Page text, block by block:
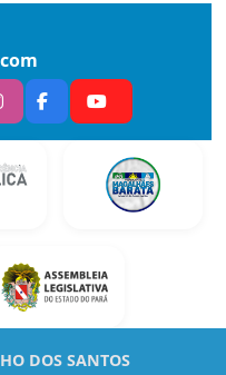
DOS SANTOS